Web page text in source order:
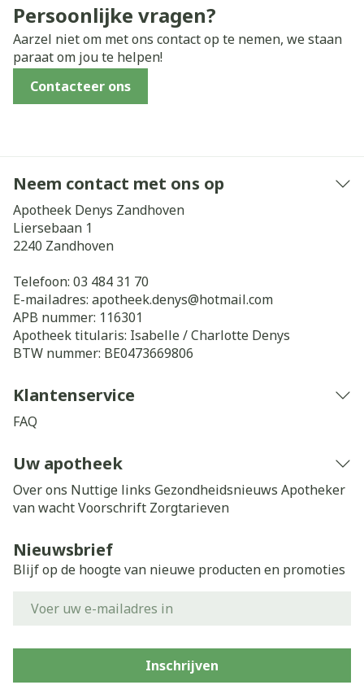
Persoonlijke vragen?
Aarzel niet om met ons contact op te nemen, we staan
paraat om jou te helpen!
Contacteer ons
Neem contact met ons op
Apotheek Denys Zandhoven
Liersebaan 1
2240 Zandhoven
Telefoon: 03 484 31 70
E-mailadres: apotheek.denys@hotmail.com
APB nummer: 116301
Apotheek titularis: Isabelle / Charlotte Denys
BTW nummer: BE0473669806
Klantenservice
FAQ
Uw apotheek
Over ons Nuttige links Gezondheidsnieuws Apotheker
van wachtVoorschrift Zorgtarieven
Nieuwsbrief
Blijf op de hoogte van nieuwe producten en promoties
Inschrijven